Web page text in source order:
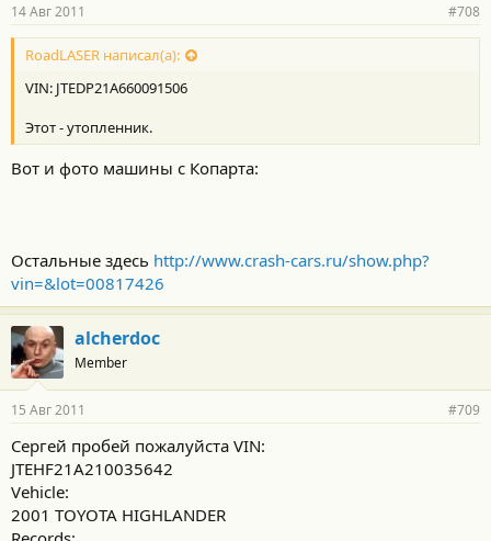
14 Авг 2011 #708
RoadLASER написал(а):
VIN: JTEDP21A660091506
Этот - утопленник.
Вот и фото машины с Копарта:
Остальные здесь http://www.crash-cars.ru/show.php?
vin=&lot=00817426
alcherdoc
Member
15 Авг 2011 #709
Сергей пробей пожалуйста VIN:
JTEHF21A210035642
Vehicle:
2001 TOYOTA HIGHLANDER